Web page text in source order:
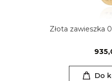
Złota zawieszka
Do